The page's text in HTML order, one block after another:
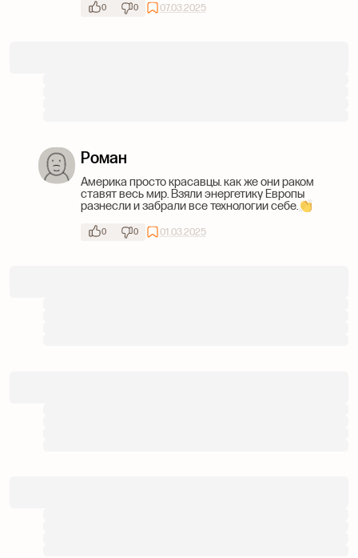
0 0 07.03.2025
Роман
Америка просто красавцы. как же они раком
ставят весь мир. Взяли энергетику Европы
разнесли и забрали все технологии себе.👏
0 0 01.03.2025